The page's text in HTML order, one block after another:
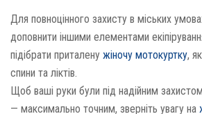
Для повноцінного захисту в міських
доповнити іншими елементами
підібрати приталену жіночу мотокуртку,
спини та ліктів.
Щоб ваші руки були під надійним
— максимально точним, зверніть увагу на